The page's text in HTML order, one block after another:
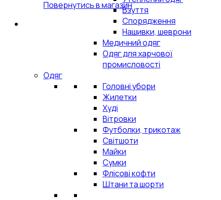
Повернутись в магазинВзуття
Спорядження
Нашивки, шеврони
Медичний одяг
Одяг для харчової
промисловості
Одяг
Головні убори
Жилетки
Худі
Вітровки
Футболки, трикотаж
Світшоти
Майки
Сумки
Флісові кофти
Штани та шорти